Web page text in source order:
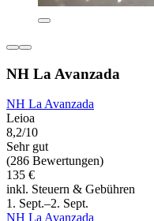
NH La Avanzada
NH La Avanzada
Leioa
8,2/10
Sehr gut
(286 Bewertungen)
135 €
inkl. Steuern & Gebühren
1. Sept.–2. Sept.
NH La Avanzada